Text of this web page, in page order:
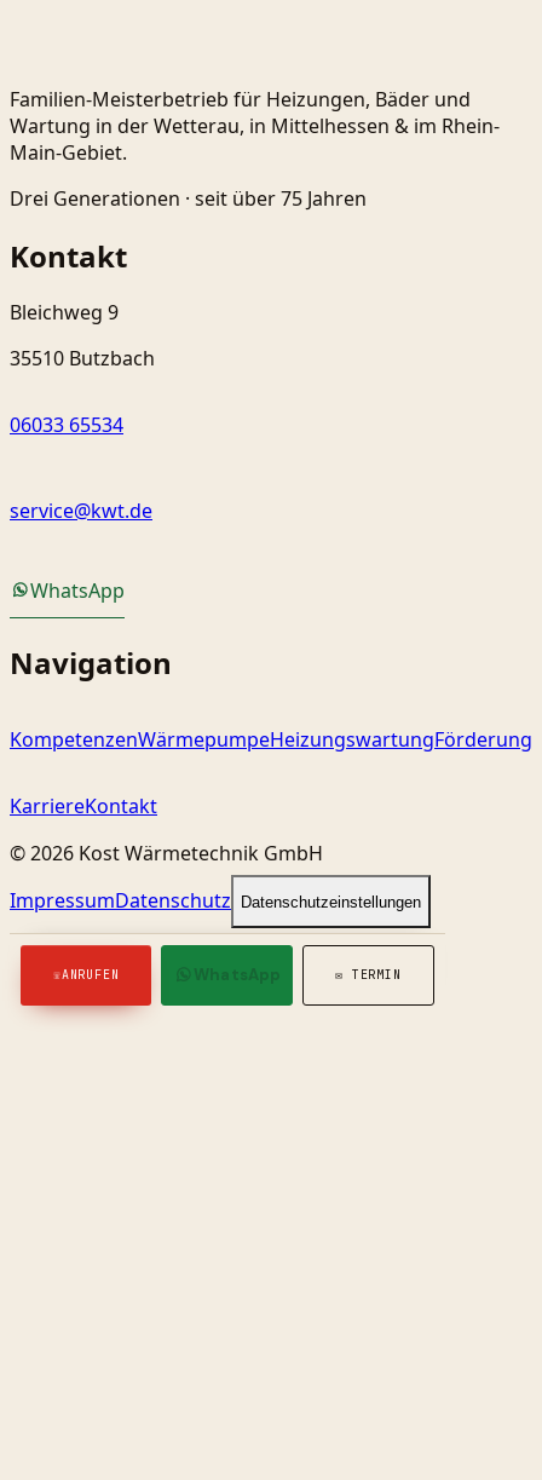
Familien-Meisterbetrieb für Heizungen, Bäder und
Wartung in der Wetterau, in Mittelhessen & im Rhein-
Main-Gebiet.
Drei Generationen · seit über 75 Jahren
Kontakt
Bleichweg 9
35510 Butzbach
06033 65534
service@kwt.de
WhatsApp
Navigation
KompetenzenWärmepumpeHeizungswartungFörderung
KarriereKontakt
©2026 Kost Wärmetechnik GmbH
ImpressumDatenschutz Datenschutzeinstellungen
☏ANRUFEN WhatsApp ✉ TERMIN